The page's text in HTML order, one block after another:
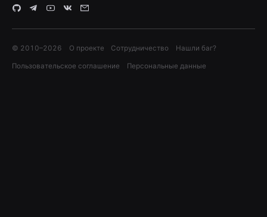
© 2010–2026 О проекте Сотрудничество Нашли баг?
Пользовательское соглашение Персональные данные